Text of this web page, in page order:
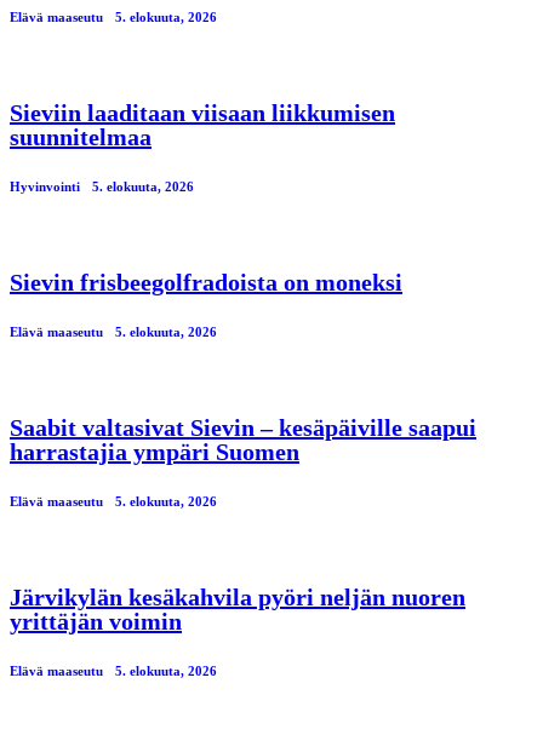
Elävä maaseutu 5. elokuuta, 2026
Sieviin laaditaan viisaan liikkumisen
suunnitelmaa
Hyvinvointi 5. elokuuta, 2026
Sievin frisbeegolfradoista on moneksi
Elävä maaseutu 5. elokuuta, 2026
Saabit valtasivat Sievin – kesäpäiville saapui
harrastajia ympäri Suomen
Elävä maaseutu 5. elokuuta, 2026
Järvikylän kesäkahvila pyöri neljän nuoren
yrittäjän voimin
Elävä maaseutu 5. elokuuta, 2026